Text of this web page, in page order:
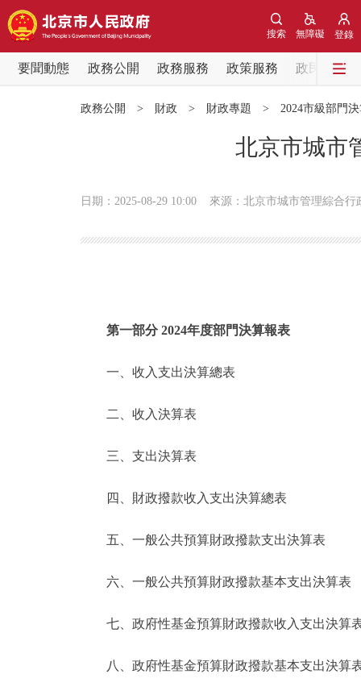
登錄
無障礙
搜索
要聞動態 政務公開 政務服務 政策服務
政民互動
便民服務
仲介服務
政民互動
12345網上接訴即辦
政務公開 > 財政 > 財政專題 > 2024市級部門
北京市城市
日期：2025-08-29 10:00 來源：北京市城市管理綜合行
第一部分 2024年度部門決算報表
一、收入支出決算總表
二、收入決算表
三、支出決算表
四、財政撥款收入支出決算總表
五、一般公共預算財政撥款支出決算表
六、一般公共預算財政撥款基本支出決算表
七、政府性基金預算財政撥款收入支出決算
八、政府性基金預算財政撥款基本支出決算